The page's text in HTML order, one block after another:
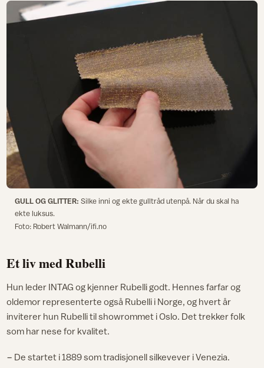
GULL OG GLITTER: Silke inni og ekte gulltråd utenpå. Når du skal ha
ekte luksus.
Foto: Robert Walmann/ifi.no
Et liv med Rubelli
Hun leder INTAG og kjenner Rubelli godt. Hennes farfar og
oldemor representerte også Rubelli i Norge, og hvert år
inviterer hun Rubelli til showrommet i Oslo. Det trekker folk
som har nese for kvalitet.
− De startet i 1889 som tradisjonell silkevever i Venezia.